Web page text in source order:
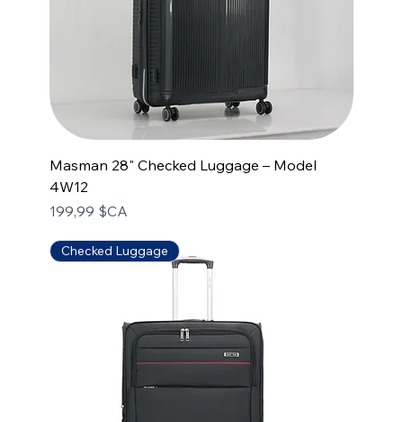
Masman 28" Checked Luggage – Model
4W12
Prix
199,99 $CA
Checked Luggage